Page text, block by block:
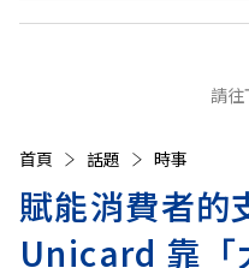
請
首頁 話題 時事
賦能消費者的
Unicard 靠「